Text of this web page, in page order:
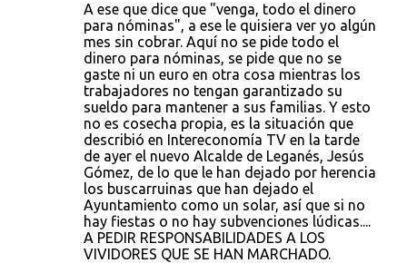
A ese que dice que "venga, todo el dinero
para nóminas", a ese le quisiera ver yo algún
mes sin cobrar. Aquí no se pide todo el
dinero para nóminas, se pide que no se
gaste ni un euro en otra cosa mientras los
trabajadores no tengan garantizado su
sueldo para mantener a sus familias. Y esto
no es cosecha propia, es la situación que
describió en Intereconomía TV en la tarde
de ayer el nuevo Alcalde de Leganés, Jesús
Gómez, de lo que le han dejado por herencia
los buscarruinas que han dejado el
Ayuntamiento como un solar, así que si no
hay fiestas o no hay subvenciones lúdicas....
A PEDIR RESPONSABILIDADES A LOS
VIVIDORES QUE SE HAN MARCHADO.